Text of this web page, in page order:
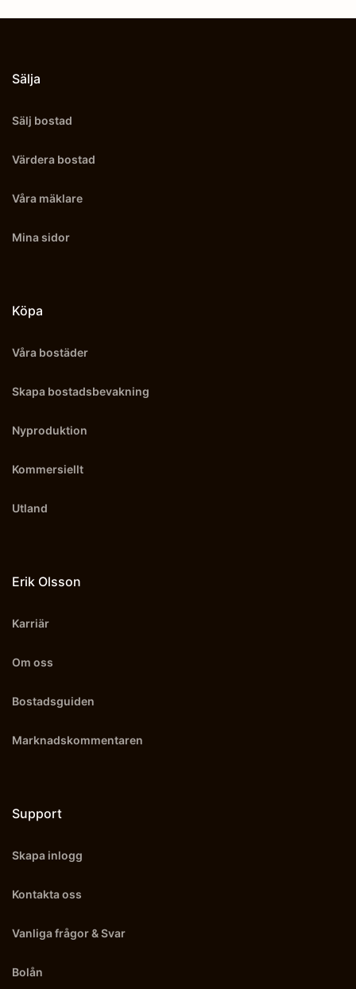
Sälja
Sälj bostad
Värdera bostad
Våra mäklare
Mina sidor
Köpa
Våra bostäder
Skapa bostadsbevakning
Nyproduktion
Kommersiellt
Utland
Erik Olsson
Karriär
Om oss
Bostadsguiden
Marknadskommentaren
Support
Skapa inlogg
Kontakta oss
Vanliga frågor & Svar
Bolån